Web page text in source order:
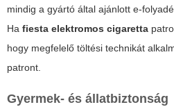
mindig a gyártó által ajánlott e-
Ha fiesta elektromos cigaretta
hogy megfelelő töltési technikát
patront.
Gyermek- és állatbiztonság